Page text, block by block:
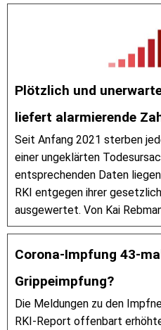
Plötzlich und
liefert alarmierende
Seit Anfang 2021 sterben
einer ungeklärten
entsprechenden Daten
RKI entgegen ihrer
ausgewertet. Von Kai
Corona-Impfung 43-
Grippeimpfung?
Die Meldungen zu den
RKI-Report offenbart